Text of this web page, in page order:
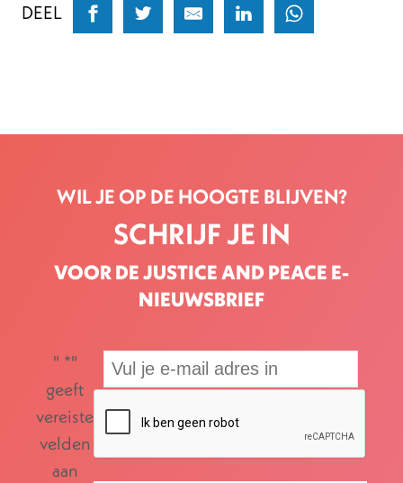
DEEL
WIL JE OP DE HOOGTE BLIJVEN?
SCHRIJF JE IN
VOOR DE JUSTICE AND PEACE E-
NIEUWSBRIEF
" *"
geeft
vereiste
velden
aan